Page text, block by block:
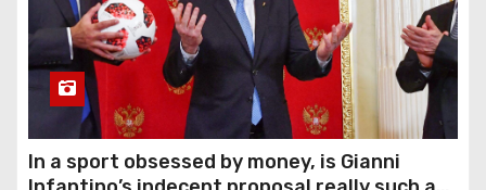
In a sport obsessed by money, is Gianni